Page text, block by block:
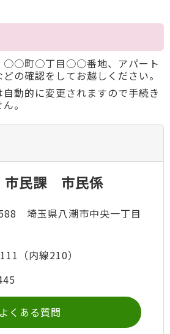
○○町○丁目○○番地、アパート
確認をしてお越しください。
動的に変更されますので手続き
。
民課 市民係
埼玉県八潮市中央一丁目
（内線210）
よくある質問